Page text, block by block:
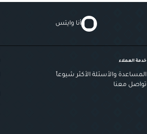
أنا وايتس
خدمة العملاء
المساعدة والأسئلة الأكثر شيوعاً
تواصل معنا